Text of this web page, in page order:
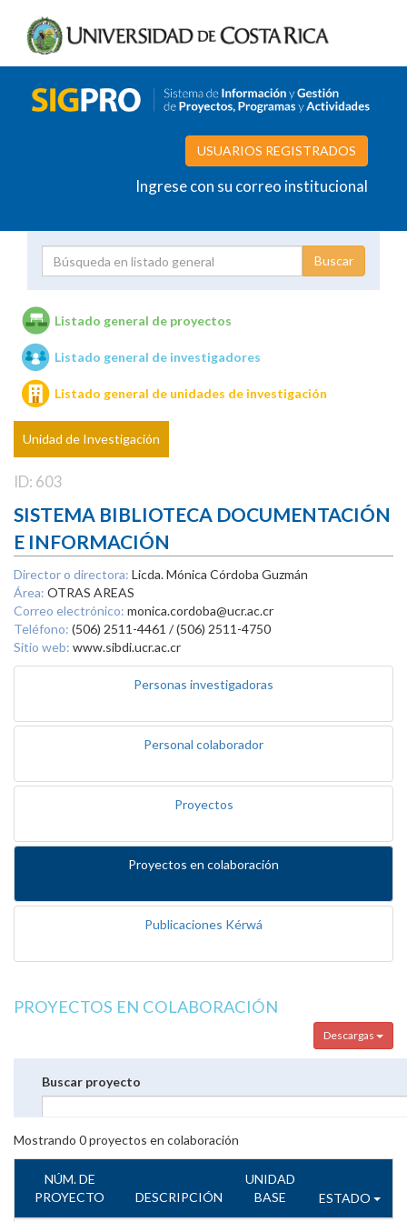
USUARIOS REGISTRADOS
Ingrese con su correo institucional
Unidades de investigación
Listado general de proyectos
Listado general de investigadores
Listado general de unidades de investigación
Unidad de Investigación
ID: 603
SISTEMA BIBLIOTECA DOCUMENTACIÓN
E INFORMACIÓN
Director o directora: Licda. Mónica Córdoba Guzmán
Área: OTRAS AREAS
Correo electrónico: monica.cordoba@ucr.ac.cr
Teléfono: (506) 2511-4461 / (506) 2511-4750
Sitio web: www.sibdi.ucr.ac.cr
Personas investigadoras
Personal colaborador
Proyectos
Proyectos en colaboración
Publicaciones Kérwá
PROYECTOS EN COLABORACIÓN
Descargas
Buscar proyecto
Mostrando 0proyectos en colaboración
NÚM. DE
PROYECTO
DESCRIPCIÓN
UNIDAD
BASE
ESTADO